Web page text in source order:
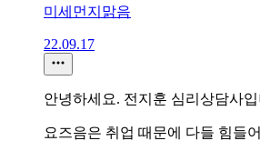
미세먼지맑음
22.09.17
안녕하세요. 전지훈 심리상담사
요즈음은 취업 때문에 다들 힘들